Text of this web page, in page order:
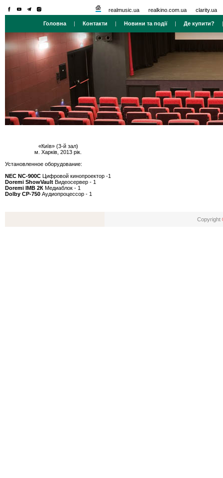
realmusic.ua realkino.com.ua clarity.ua
Головна | Контакти | Новини та події| Де купити?
«Київ» (3-й зал)
м. Харків, 2013 рік.
Установленное оборудование:
NEC NC-900С Цифровой кинопроектор -1
Doremi ShowVault Видеосервер - 1
Doremi IMB 2К Медиаблок - 1
Dolby CР-750 Аудиопроцессор - 1
Copyright